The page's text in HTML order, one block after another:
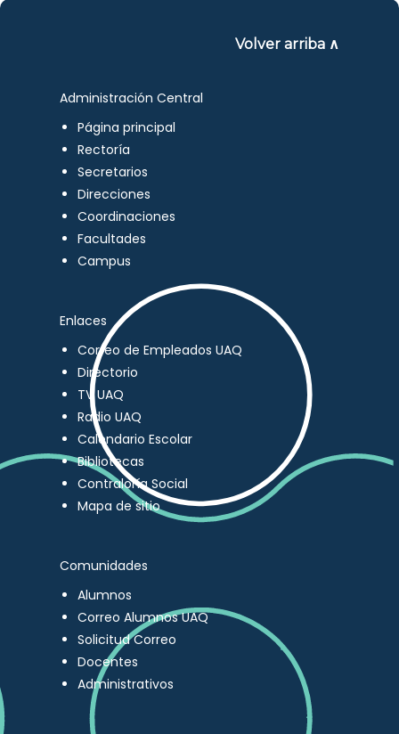
Volver arriba ∧
Administración Central
Página principal
Rectoría
Secretarios
Direcciones
Coordinaciones
Facultades
Campus
Enlaces
Correo de Empleados UAQ
Directorio
TV UAQ
Radio UAQ
Calendario Escolar
Bibliotecas
Contraloría Social
Mapa de sitio
Comunidades
Alumnos
Correo Alumnos UAQ
Solicitud Correo
Docentes
Administrativos